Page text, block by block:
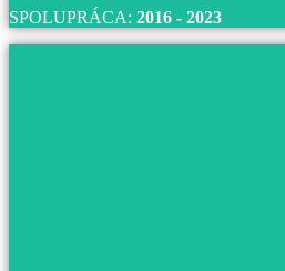
SPOLUPRÁCA: 2016 - 2023